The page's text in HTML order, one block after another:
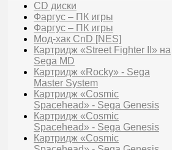
CD диски
Фаргус – ПК игры
Фаргус – ПК игры
Мод-хак CnD [NES]
Картридж «Street Fighter II» на
Sega MD
Картридж «Rocky» - Sega
Master System
Картридж «Cosmic
Spacehead» - Sega Genesis
Картридж «Cosmic
Spacehead» - Sega Genesis
Картридж «Cosmic